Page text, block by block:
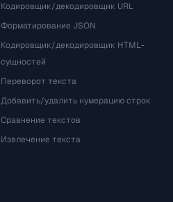
Кодировщик/декодировщик URL
Форматирование JSON
Кодировщик/декодировщик HTML-
сущностей
Переворот текста
Добавить/удалить нумерацию строк
Сравнение текстов
Извлечение текста